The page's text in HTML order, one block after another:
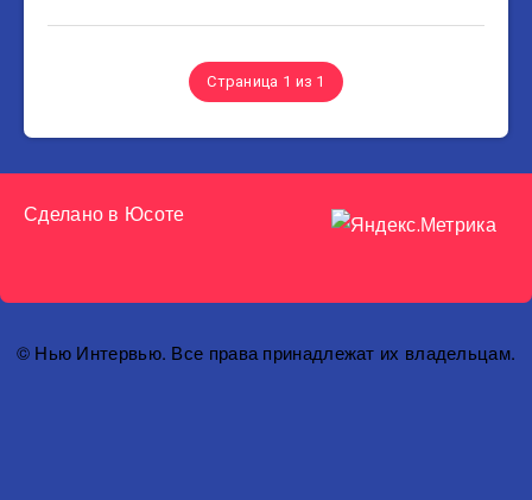
Страница 1 из 1
Сделано в Юсоте
© Нью Интервью. Все права принадлежат их владельцам.